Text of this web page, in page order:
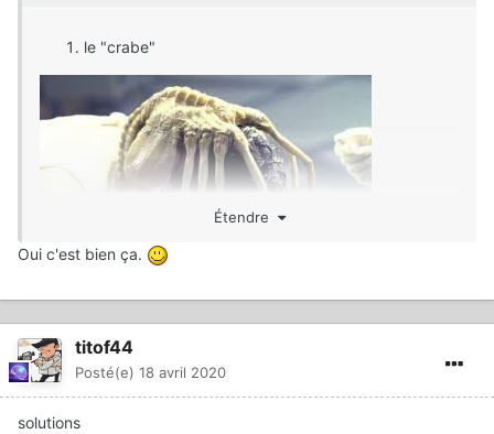
le "crabe"
Alien, le 8e passager
un coronavirus avant l'heure que l'imagination de
scénaristes avait créée
Étendre
Oui c'est bien ça.
titof44
Posté(e) 18 avril 2020
solutions